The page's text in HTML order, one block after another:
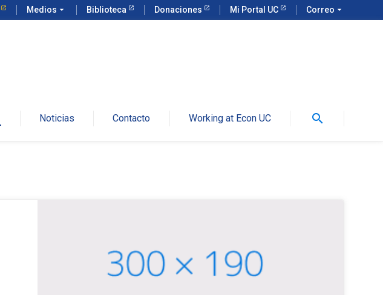
Medios arrow_drop_down Biblioteca Donaciones Mi Portal UC Correo arrow_drop_down
Noticias Contacto Working at Econ UC search